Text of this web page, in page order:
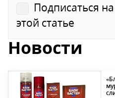
Подписаться
этой статье
Новости